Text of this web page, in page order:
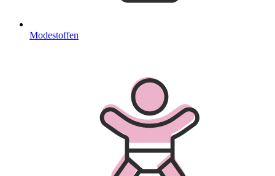
Modestoffen